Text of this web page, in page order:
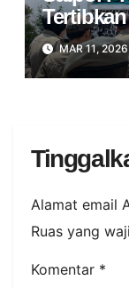
MAR 11,
Alamat email
Ruas yang
Komentar *